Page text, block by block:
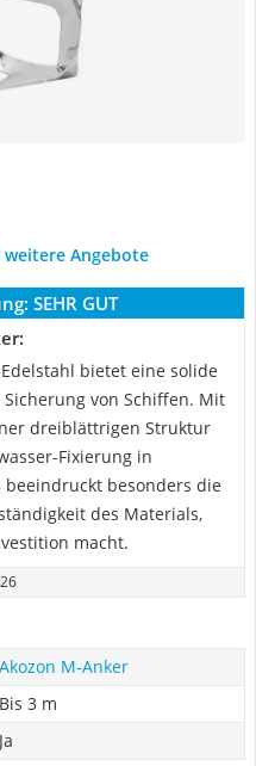
Angebote
SEHR GUT
bietet eine solide
von Schiffen. Mit
dreiblättrigen Struktur
Fixierung in
besonders die
des Materials,
macht.
Akozon M-Anker
Bis 3 m
Ja